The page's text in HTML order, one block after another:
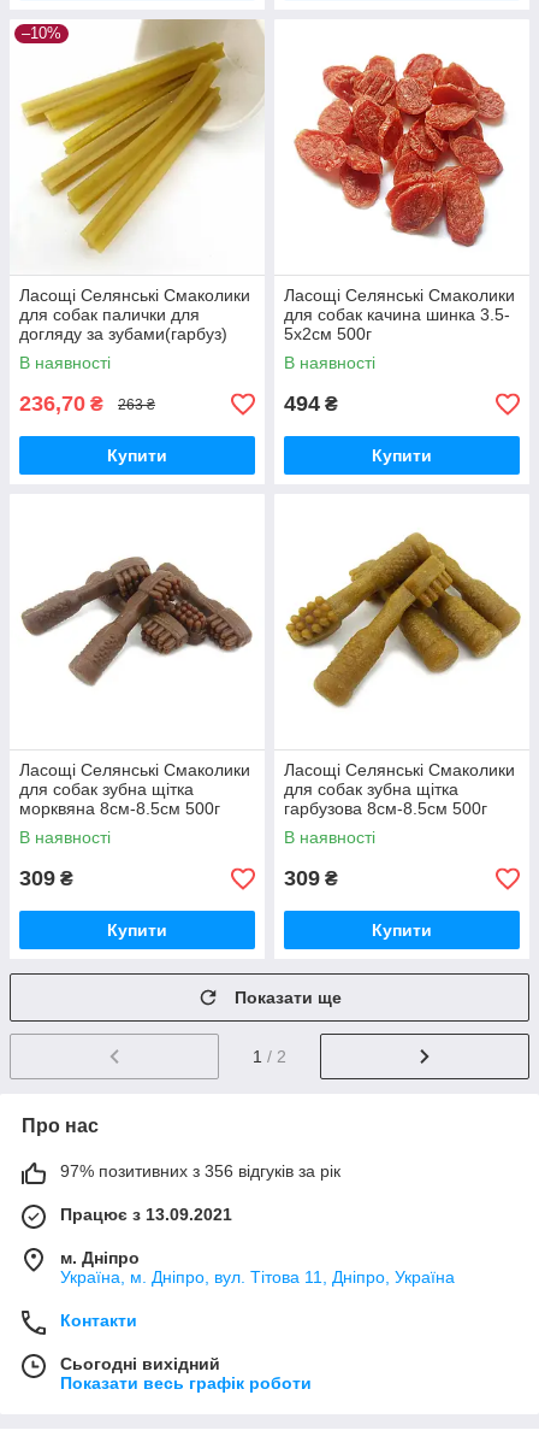
–10%
Ласощі Селянські Смаколики
для собак палички для
догляду за зубами(гарбуз)
12см 500г
В наявності
236,70 ₴ 263 ₴
Купити
Ласощі Селянські Смаколики
для собак качина шинка 3.5-
5х2см 500г
В наявності
494 ₴
Купити
Ласощі Селянські Смаколики
для собак зубна щітка
морквяна 8см-8.5см 500г
В наявності
309 ₴
Купити
Ласощі Селянські Смаколики
для собак зубна щітка
гарбузова 8см-8.5см 500г
В наявності
309 ₴
Купити
Показати ще
1 / 2
Про нас
97% позитивних з 356 відгуків за рік
Працює з 13.09.2021
м. Дніпро
Україна, м. Дніпро, вул. Тітова 11, Дніпро, Україна
Контакти
Сьогодні вихідний
Показати весь графік роботи